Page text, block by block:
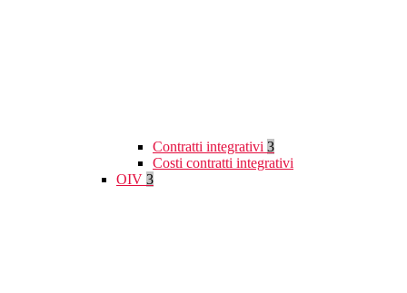
Contratti integrativi 3
Costi contratti integrativi
OIV 3